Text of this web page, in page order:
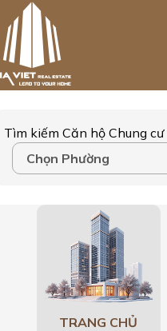
Tìm kiếm Căn hộ Chung cư
TRANG CHỦ